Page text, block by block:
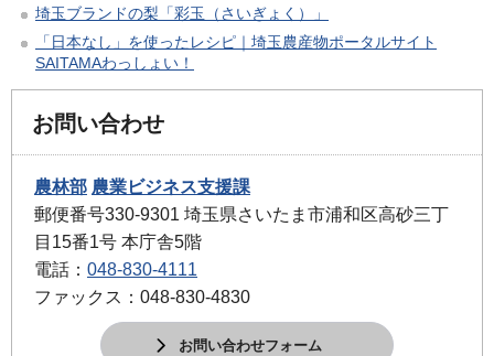
埼玉ブランドの梨「彩玉（さいぎょく）」
「日本なし」を使ったレシピ｜埼玉農産物ポータルサイト
SAITAMAわっしょい！
お問い合わせ
農林部 農業ビジネス支援課
郵便番号330-9301 埼玉県さいたま市浦和区高砂三丁
目15番1号 本庁舎5階
電話： 048-830-4111
ファックス：048-830-4830
お問い合わせフォーム